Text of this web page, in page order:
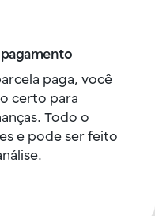
pagamento
paga, você
certo para
Todo o
e pode ser feito